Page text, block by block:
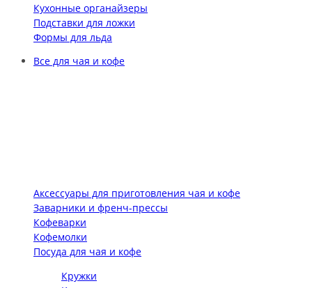
Кухонные органайзеры
Подставки для ложки
Формы для льда
Все для чая и кофе
Аксессуары для приготовления чая и кофе
Заварники и френч-прессы
Кофеварки
Кофемолки
Посуда для чая и кофе
Кружки